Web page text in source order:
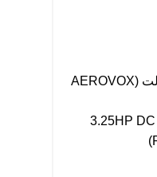
خازن 5 میکروفاراد 370 ولت (AEROVOX